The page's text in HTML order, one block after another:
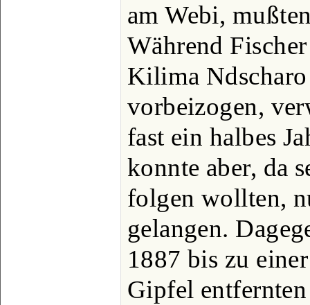
am Webi,
Während
Kilima
vorbeizogen,
fast ein halbes
konnte aber, da
folgen wollten,
gelangen.
1887 bis zu
Gipfel